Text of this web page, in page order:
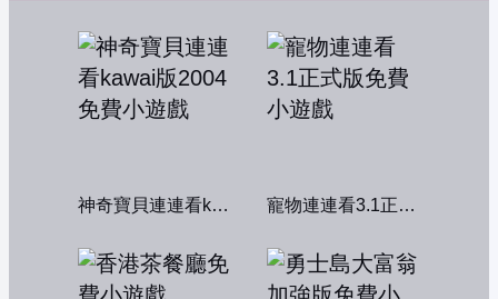
神奇寶貝連連看kawai版2004 寵物連連看3.1正式版